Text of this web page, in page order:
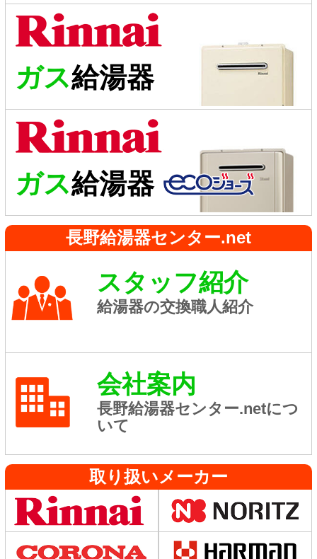
ガス給湯器
ガス給湯器
長野給湯器センター.net
スタッフ紹介
給湯器の交換職人紹介
会社案内
長野給湯器センター.netにつ
いて
取り扱いメーカー